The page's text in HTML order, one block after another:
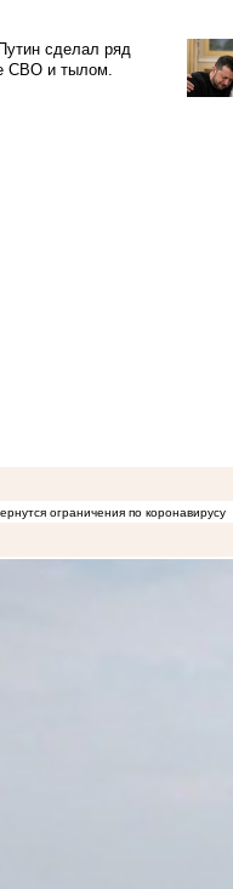
сделал ряд
СВО и тылом.
ограничения по коронавирусу